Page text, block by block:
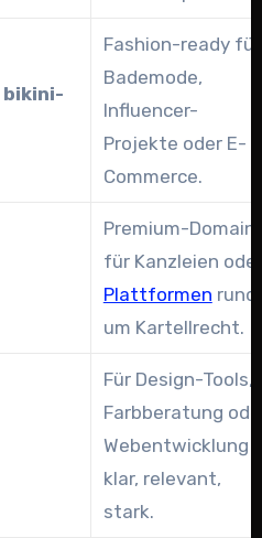
bikini-
Fashion-ready für
Bademode,
Influencer-
Projekte oder E-
Commerce.
Premium-Domain
für Kanzleien oder
Plattformen rund
um Kartellrecht.
Für Design-Tools,
Farbberatung
Webentwicklung –
klar, relevant,
stark.